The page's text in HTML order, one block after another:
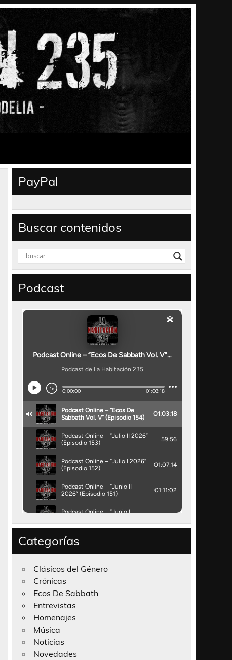
PayPal
Buscar contenidos
Podcast
Categorías
Clásicos del Género
Crónicas
Ecos De Sabbath
Entrevistas
Homenajes
Música
Noticias
Novedades